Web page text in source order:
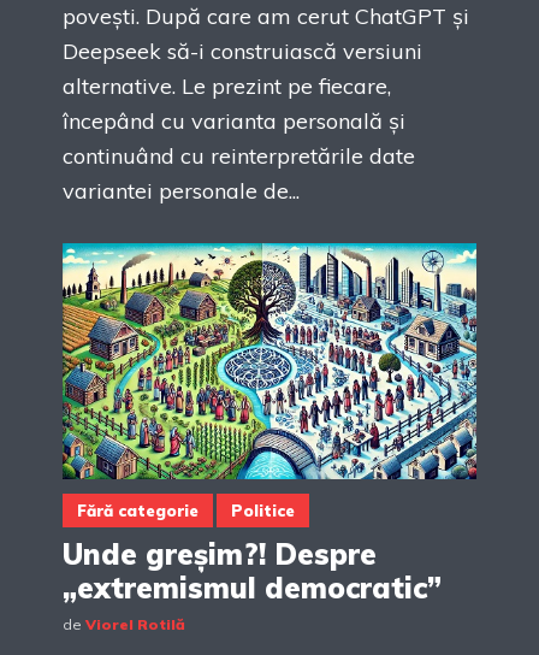
povești. După care am cerut ChatGPT și
Deepseek să-i construiască versiuni
alternative. Le prezint pe fiecare,
începând cu varianta personală și
continuând cu reinterpretările date
variantei personale de...
Fără categorie Politice
Unde greșim?! Despre
„extremismul democratic”
de Viorel Rotilă